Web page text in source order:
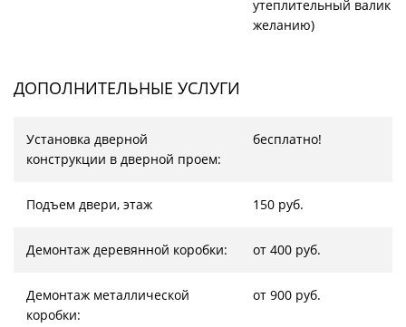
утеплительный валик
желанию)
ДОПОЛНИТЕЛЬНЫЕ УСЛУГИ
Установка дверной
конструкции в дверной проем:
бесплатно!
Подъем двери, этаж 150 руб.
Демонтаж деревянной коробки: от 400 руб.
Демонтаж металлической
коробки:
от 900 руб.